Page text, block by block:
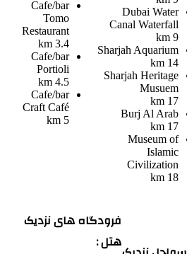
Dubai Water
Canal Waterfall
9 km
Sharjah Aquarium
14 km
Sharjah Heritage
Musuem
17 km
Burj Al Arab
17 km
Museum of
Islamic
Civilization
18 km
Cafe/bar
Tomo
Restaurant
3.4 km
Cafe/bar
Portioli
4.5 km
Cafe/bar
Craft Café
5 km
فرودگاه های نزدیک
هتل :